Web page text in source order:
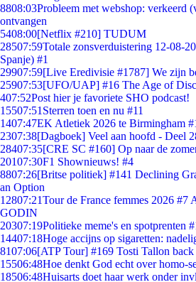
8808:03Probleem met webshop: verkeerd
ontvangen
5408:00[Netflix #210] TUDUM
28507:59Totale zonsverduistering 12-08-
Spanje) #1
29907:59[Live Eredivisie #1787] We zijn
25907:53[UFO/UAP] #16 The Age of
407:52Post hier je favoriete SHO podcast!
15507:51 Sterren toen en nu #11
1407:47EK Atletiek 2026 te Birmingham
2307:38[Dagboek] Veel aan hoofd - Deel
28407:35[CRE SC #160] Op naar de
20107:30F1 Shownieuws! #4
8807:26[Britse politiek] #141 Declining
an Option
12807:21Tour de France femmes 2026
GODIN
20307:19Politieke meme's en spotprenten
14407:18Hoge accijns op sigaretten:
8107:06[ATP Tour] #169 Tosti Tallon
15506:48Hoe denkt God echt over homo-
18506:48Huisarts doet haar werk onder